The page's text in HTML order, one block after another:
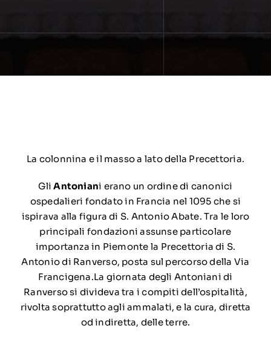
La colonnina e il masso a lato della Precettoria.
GliAntoniani erano un ordine di canonici
ospedalieri fondato in Francia nel 1095 che si
ispirava alla figura di S. Antonio Abate. Tra le loro
principali fondazioni assunse particolare
importanza in Piemonte la Precettoria di S.
Antonio di Ranverso, posta sul percorso della Via
Francigena.La giornata degli Antoniani di
Ranverso si divideva tra i compiti dell’ospitalità,
rivolta soprattutto agli ammalati, e la cura, diretta
od indiretta, delle terre.